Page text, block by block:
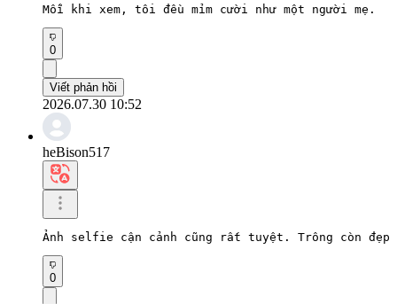
Mỗi khi xem, tôi đều mỉm cười như một người mẹ.
0
Viết phản hồi
2026.07.30 10:52
heBison517
Ảnh selfie cận cảnh cũng rất tuyệt. Trông còn
0